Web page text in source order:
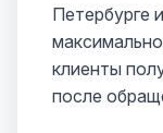
Петербурге
клиенты
после